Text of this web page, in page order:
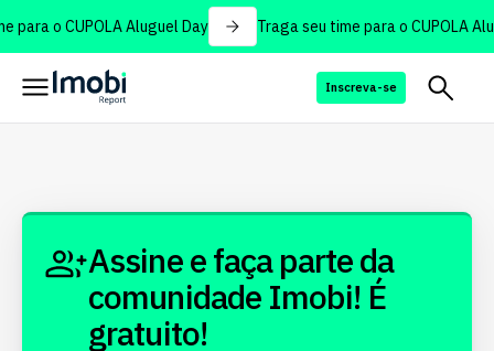
para o CUPOLA Aluguel Day Traga seu time para o CUPOLA
Inscreva-se
Assine e faça parte da
comunidade Imobi! É
gratuito!